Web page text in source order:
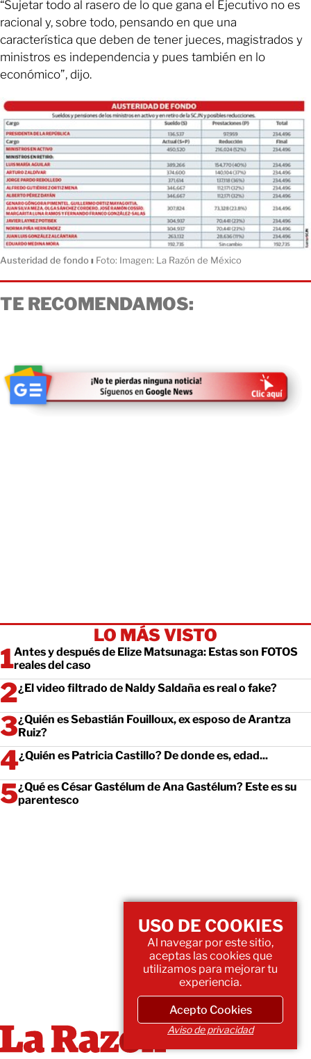
“Sujetar todo al rasero de lo que gana el Ejecutivo no es
racional y, sobre todo, pensando en que una
característica que deben de tener jueces, magistrados y
ministros es independencia y pues también en lo
económico”, dijo.
Austeridad de fondoı Foto: Imagen: La Razón de México
TE RECOMENDAMOS:
LO MÁS VISTO
Antes y después de Elize Matsunaga: Estas son FOTOS
reales del caso
¿El video filtrado de Naldy Saldaña es real o fake?
¿Quién es Sebastián Fouilloux, ex esposo de Arantza
Ruiz?
¿Quién es Patricia Castillo? De donde es, edad...
¿Qué es César Gastélum de Ana Gastélum? Este es su
parentesco
USO DE COOKIES
Al navegar por este sitio,
aceptas las cookies que
utilizamos para mejorar tu
experiencia.
Acepto Cookies
Aviso de privacidad